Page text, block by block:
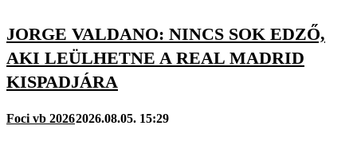
JORGE VALDANO: NINCS SOK EDZŐ,
AKI LEÜLHETNE A REAL MADRID
KISPADJÁRA
Foci vb 20262026.08.05. 15:29